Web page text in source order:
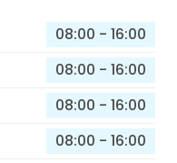
08:00 - 16:00
08:00 - 16:00
08:00 - 16:00
08:00 - 16:00